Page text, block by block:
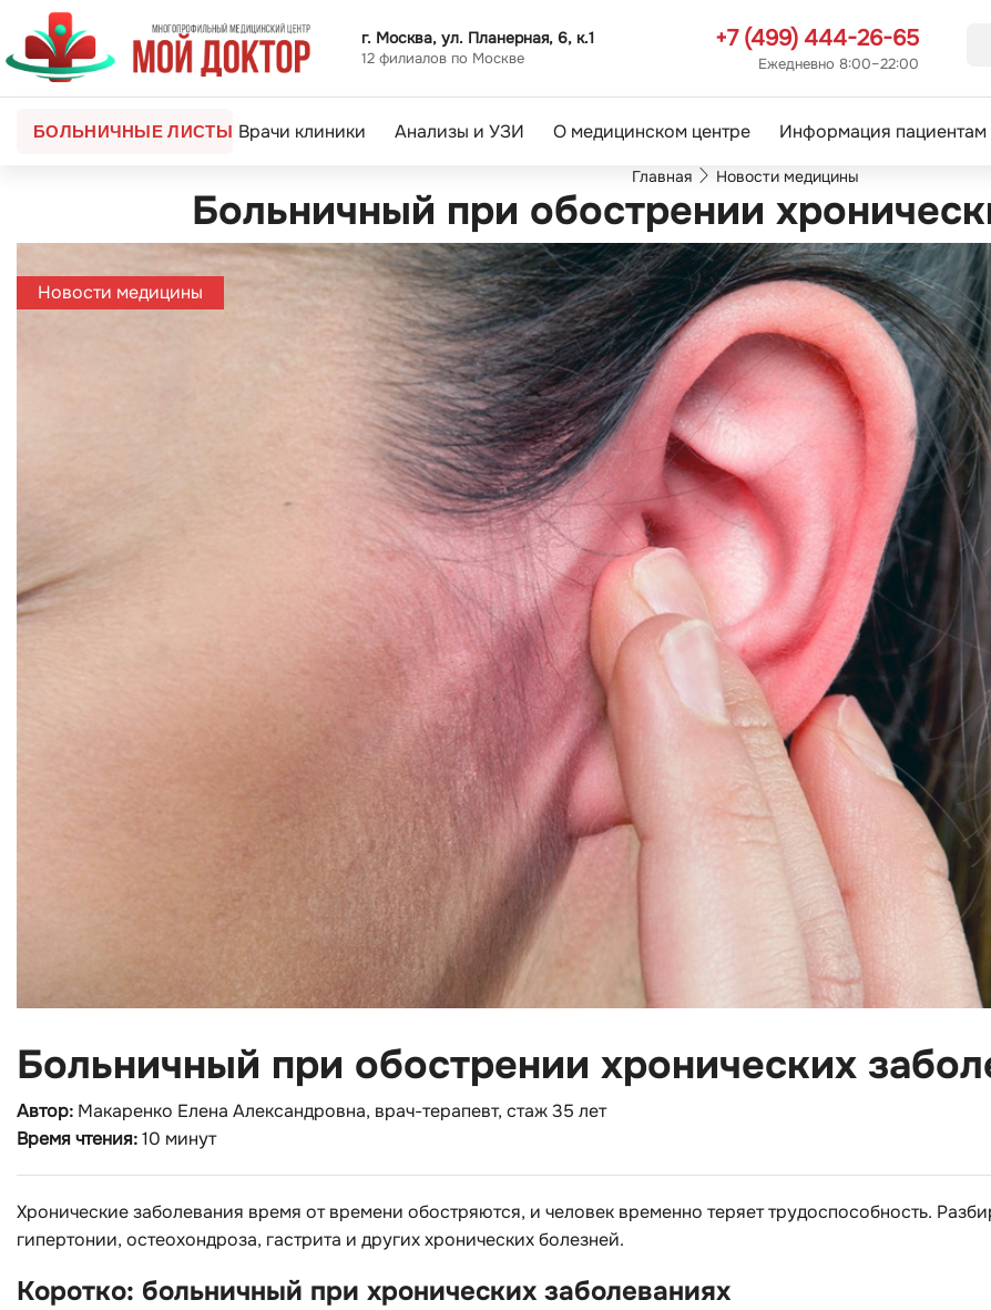
г. Москва, ул. Планерная, 6, к.1
12 филиалов по Москве
+7 (499) 444-26-65
Ежедневно 8:00–22:00
БОЛЬНИЧНЫЕ ЛИСТЫ Врачи клиники Анализы и УЗИ О медицинском центре Информация пациентам
Главная Новости медицины
Больничный при обострении
Новости медицины
Больничный при обострении хронических
Автор: Макаренко Елена Александровна, врач-терапевт, стаж 35 лет
Время чтения:10 минут
Хронические заболевания время от времени обостряются, и человек временно теряет трудоспособность.
гипертонии, остеохондроза, гастрита и других хронических болезней.
Коротко: больничный при хронических заболеваниях